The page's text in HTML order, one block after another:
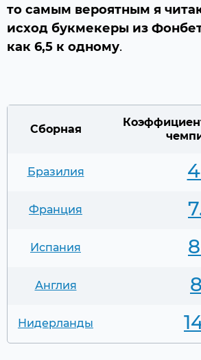
то самым вероятным я
исход букмекеры из
как 6,5 к одному.
Сборная
Бразилия
Франция
Испания
Англия
Нидерланды